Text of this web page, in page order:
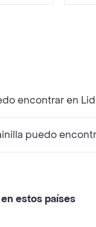
encontrar en
puedo
estos países